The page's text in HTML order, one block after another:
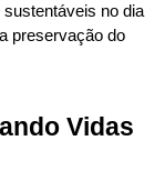
no dia
preservação do
Vidas